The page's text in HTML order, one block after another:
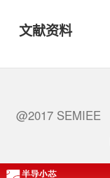
文献资料
@2017 SEMIEE